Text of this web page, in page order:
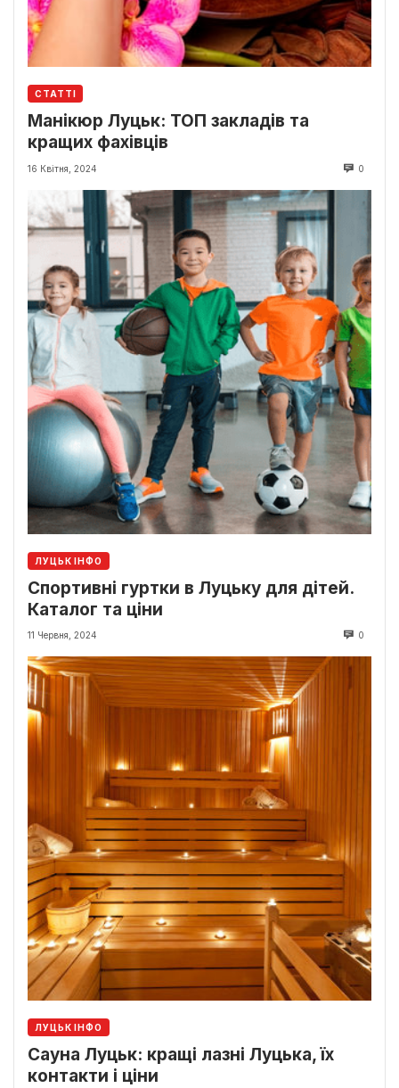
СТАТТІ
Манікюр Луцьк: ТОП закладів та
кращих фахівців
16 Квітня, 2024 0
ЛУЦЬК ІНФО
Спортивні гуртки в Луцьку для дітей.
Каталог та ціни
11 Червня, 2024 0
ЛУЦЬК ІНФО
Сауна Луцьк: кращі лазні Луцька, їх
контакти і ціни